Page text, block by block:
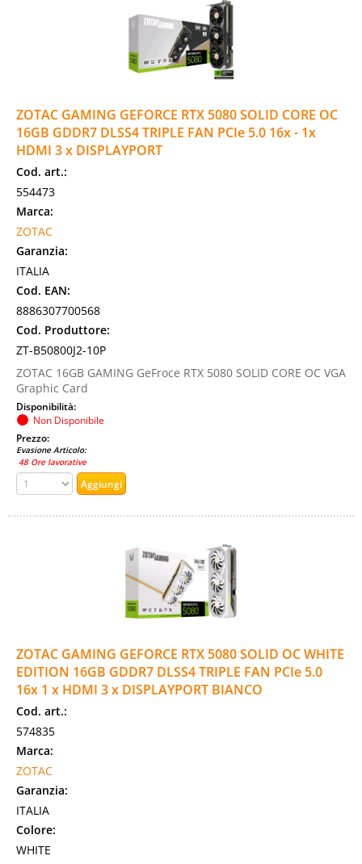
ZOTAC GAMING GEFORCE RTX 5080 SOLID CORE OC
16GB GDDR7 DLSS4 TRIPLE FAN PCIe 5.0 16x - 1x
HDMI 3 x DISPLAYPORT
Cod. art.:
554473
Marca:
ZOTAC
Garanzia:
ITALIA
Cod. EAN:
8886307700568
Cod. Produttore:
ZT-B50800J2-10P
ZOTAC 16GB GAMING GeFroce RTX 5080 SOLID CORE OC VGA
Graphic Card
Disponibilità:
Non Disponibile
Prezzo:
Evasione Articolo:
48 Ore lavorative
ZOTAC GAMING GEFORCE RTX 5080 SOLID OC WHITE
EDITION 16GB GDDR7 DLSS4 TRIPLE FAN PCIe 5.0
16x 1 x HDMI 3 x DISPLAYPORT BIANCO
Cod. art.:
574835
Marca:
ZOTAC
Garanzia:
ITALIA
Colore:
WHITE